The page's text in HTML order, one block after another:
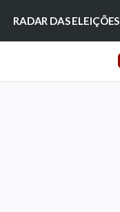
RADAR DAS ELEIÇÕES